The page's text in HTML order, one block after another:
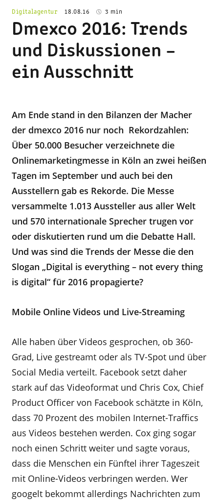
Digitalagentur 18.08.16 3 min
Dmexco 2016: Trends
und Diskussionen –
ein Ausschnitt
Am Ende stand in den Bilanzen der Macher
der dmexco 2016 nur noch Rekordzahlen:
Über 50.000 Besucher verzeichnete die
Onlinemarketingmesse in Köln an zwei heißen
Tagen im September und auch bei den
Ausstellern gab es Rekorde. Die Messe
versammelte 1.013 Aussteller aus aller Welt
und 570 internationale Sprecher trugen vor
oder diskutierten rund um die Debatte Hall.
Und was sind die Trends der Messe die den
Slogan „Digital is everything – not every thing
is digital“ für 2016 propagierte?
Mobile Online Videos und Live-Streaming
Alle haben über Videos gesprochen, ob 360-
Grad, Live gestreamt oder als TV-Spot und über
Social Media verteilt. Facebook setzt daher
stark auf das Videoformat und Chris Cox, Chief
Product Officer von Facebook schätzte in Köln,
dass 70 Prozent des mobilen Internet-Traffics
aus Videos bestehen werden. Cox ging sogar
noch einen Schritt weiter und sagte voraus,
dass die Menschen ein Fünftel ihrer Tageszeit
mit Online-Videos verbringen werden. Wer
googelt bekommt allerdings Nachrichten zum